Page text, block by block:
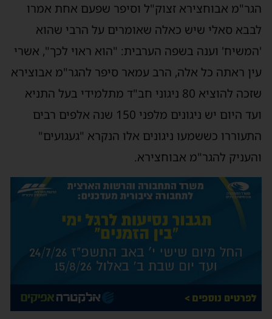
הגר"מ אבוחצירא זצוק"ל וסיפר שפעם אחת אמרו
לבבא סאלי שיש כאלה שאומרים על הרבי שהוא
'המשיח' וענה בשפה הערבית: "הוא ראוי לכך", אשרי
עין ראתה כל אלה, הרב עמאר סיפר להגר"מ אבוצירא
שזכה להוציא 80 ניגוני חב"ד מתלמידי בעל התניא
ועד היום יש ניגונים מלפני 150 שנה אלפים רבים
התעוררו כששמעו ניגונים אלו הנקרא "געגועים"
והעניק להגר"מ אבוחצירא.